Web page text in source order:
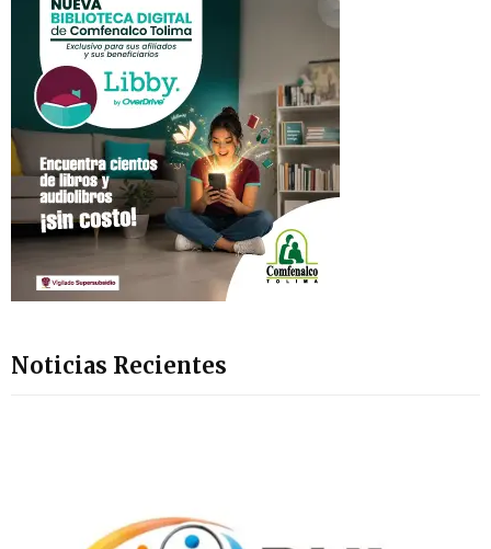
Noticias Recientes